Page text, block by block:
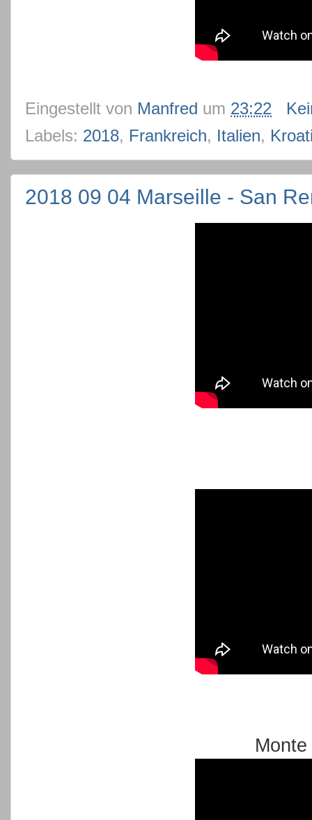
Eingestellt von Manfred um 23:22
Labels: 2018, Frankreich, Italien,
2018 09 04 Marseille - San